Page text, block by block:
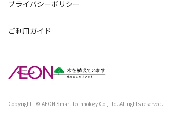
プライバシーポリシー
ご利用ガイド
Copyright © AEON Smart Technology Co., Ltd. All rights reserved.